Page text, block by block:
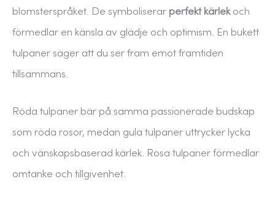
blomsterspråket. De symboliserar perfekt kärlekoch
förmedlar en känsla av glädje och optimism. En bukett
tulpaner säger att du ser fram emot framtiden
tillsammans.
Röda tulpaner bär på samma passionerade budskap
som röda rosor, medan gula tulpaner uttrycker lycka
och vänskapsbaserad kärlek. Rosa tulpaner förmedlar
omtanke och tillgivenhet.